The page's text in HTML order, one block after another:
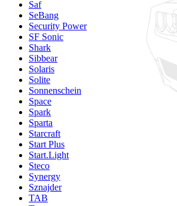
Saf
SeBang
Security Power
SF Sonic
Shark
Sibbear
Solaris
Solite
Sonnenschein
Space
Spark
Sparta
Starcraft
Start Plus
Start.Light
Steco
Synergy
Sznajder
TAB